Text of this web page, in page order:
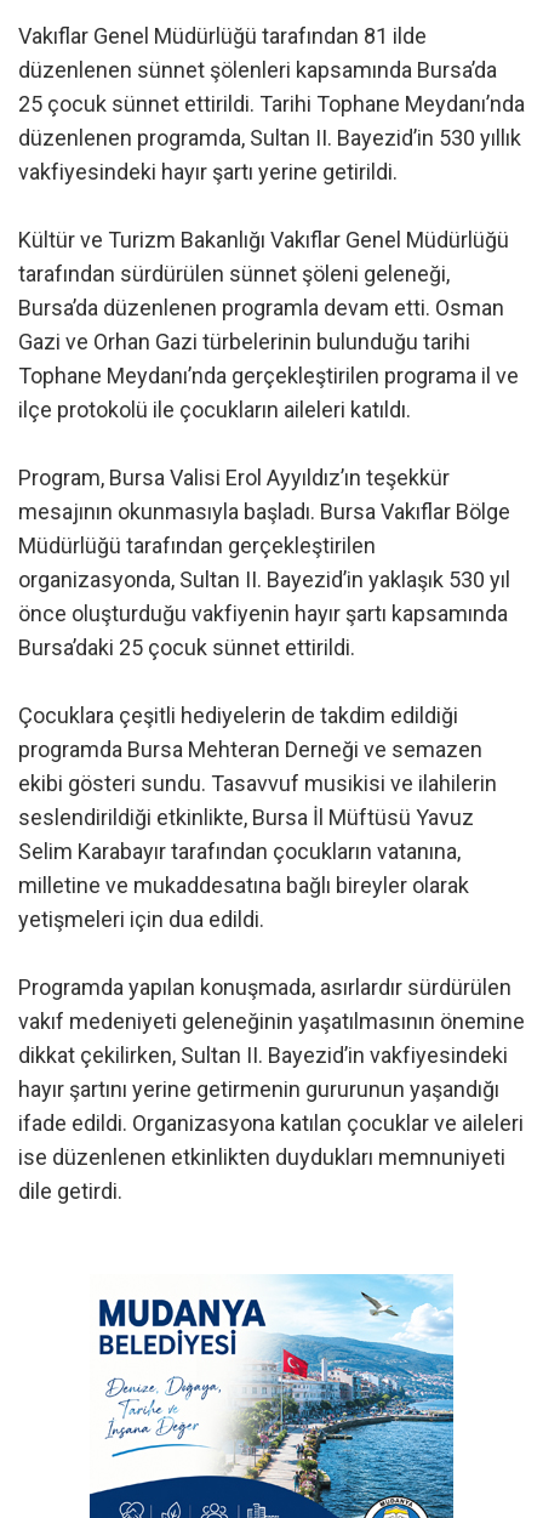
Vakıflar Genel Müdürlüğü tarafından 81 ilde
düzenlenen sünnet şölenleri kapsamında Bursa’da
25 çocuk sünnet ettirildi. Tarihi Tophane Meydanı’nda
düzenlenen programda, Sultan II. Bayezid’in 530 yıllık
vakfiyesindeki hayır şartı yerine getirildi.
Kültür ve Turizm Bakanlığı Vakıflar Genel Müdürlüğü
tarafından sürdürülen sünnet şöleni geleneği,
Bursa’da düzenlenen programla devam etti. Osman
Gazi ve Orhan Gazi türbelerinin bulunduğu tarihi
Tophane Meydanı’nda gerçekleştirilen programa il ve
ilçe protokolü ile çocukların aileleri katıldı.
Program, Bursa Valisi Erol Ayyıldız’ın teşekkür
mesajının okunmasıyla başladı. Bursa Vakıflar Bölge
Müdürlüğü tarafından gerçekleştirilen
organizasyonda, Sultan II. Bayezid’in yaklaşık 530 yıl
önce oluşturduğu vakfiyenin hayır şartı kapsamında
Bursa’daki 25 çocuk sünnet ettirildi.
Çocuklara çeşitli hediyelerin de takdim edildiği
programda Bursa Mehteran Derneği ve semazen
ekibi gösteri sundu. Tasavvuf musikisi ve ilahilerin
seslendirildiği etkinlikte, Bursa İl Müftüsü Yavuz
Selim Karabayır tarafından çocukların vatanına,
milletine ve mukaddesatına bağlı bireyler olarak
yetişmeleri için dua edildi.
Programda yapılan konuşmada, asırlardır sürdürülen
vakıf medeniyeti geleneğinin yaşatılmasının önemine
dikkat çekilirken, Sultan II. Bayezid’in vakfiyesindeki
hayır şartını yerine getirmenin gururunun yaşandığı
ifade edildi. Organizasyona katılan çocuklar ve aileleri
ise düzenlenen etkinlikten duydukları memnuniyeti
dile getirdi.